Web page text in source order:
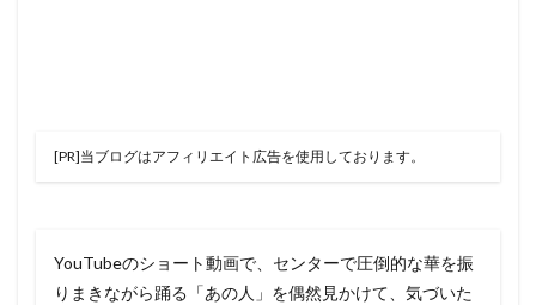
[PR]当ブログはアフィリエイト広告を使用しております。
YouTubeのショート動画で、センターで圧倒的な華を振
りまきながら踊る「あの人」を偶然見かけて、気づいた